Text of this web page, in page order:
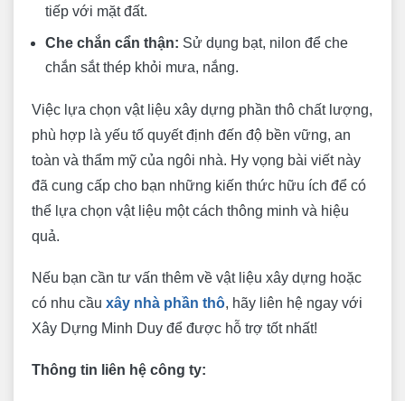
tiếp với mặt đất.
Che chắn cẩn thận: Sử dụng bạt, nilon để che
chắn sắt thép khỏi mưa, nắng.
Việc lựa chọn vật liệu xây dựng phần thô chất lượng,
phù hợp là yếu tố quyết định đến độ bền vững, an
toàn và thẩm mỹ của ngôi nhà. Hy vọng bài viết này
đã cung cấp cho bạn những kiến thức hữu ích để có
thể lựa chọn vật liệu một cách thông minh và hiệu
quả.
Nếu bạn cần tư vấn thêm về vật liệu xây dựng hoặc
có nhu cầu xây nhà phần thô, hãy liên hệ ngay với
Xây Dựng Minh Duy để được hỗ trợ tốt nhất!
Thông tin liên hệ công ty: